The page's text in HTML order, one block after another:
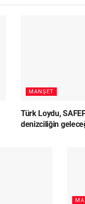
MANŞET
Türk Loydu,
denizciliğin